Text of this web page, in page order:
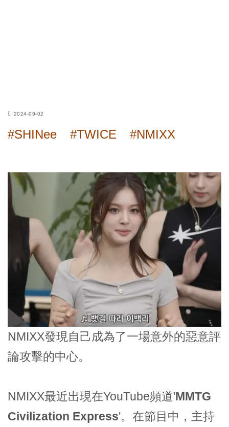
2024-09-02
#SHINee #TWICE #NMIXX
NMIXX發現自己成為了一場意外的惡意評
論攻擊的中心。
NMIXX最近出現在YouTube頻道'MMTG
Civilization Express'。在節目中，主持